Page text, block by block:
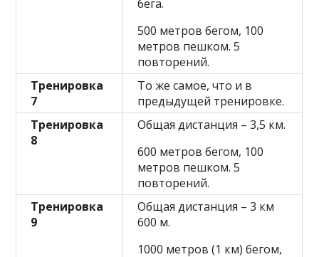
бега.
500 метров бегом, 100
метров пешком. 5
повторений.
Тренировка
7
То же самое, что и в
предыдущей тренировке.
Тренировка
8
Общая дистанция – 3,5 км.
600 метров бегом, 100
метров пешком. 5
повторений.
Тренировка
9
Общая дистанция – 3 км
600 м.
1000 метров (1 км) бегом,